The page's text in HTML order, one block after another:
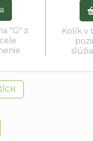
"G" z
Kolík v